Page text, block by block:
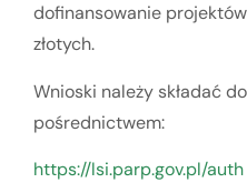
dofinansowanie
złotych.
Wnioski należy składać
pośrednictwem:
https://lsi.parp.gov.pl/auth